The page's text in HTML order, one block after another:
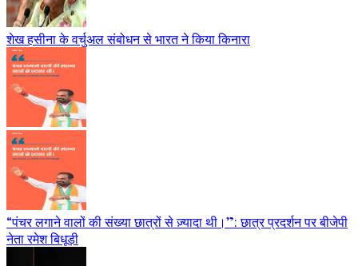
शेख हसीना के वर्चुअल संबोधन से भारत ने किया किनारा
“पंचर लगाने वालों की संख्या छात्रों से ज़्यादा थी।”: छात्र प्रदर्शन पर बीजेपी
नेता रमेश बिधूड़ी